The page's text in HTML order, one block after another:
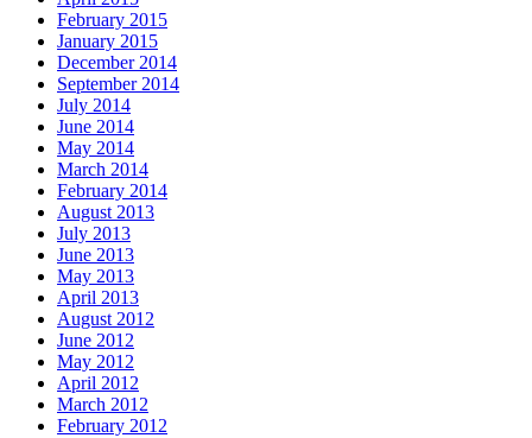
February 2015
January 2015
December 2014
September 2014
July 2014
June 2014
May 2014
March 2014
February 2014
August 2013
July 2013
June 2013
May 2013
April 2013
August 2012
June 2012
May 2012
April 2012
March 2012
February 2012